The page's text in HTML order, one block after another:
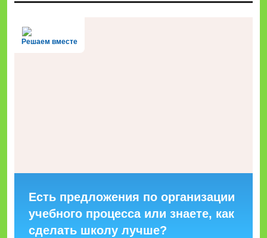
Решаем вместе
Есть предложения по организации
учебного процесса или знаете, как
сделать школу лучше?